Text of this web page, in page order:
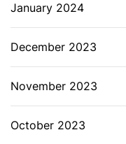
January 2024
December 2023
November 2023
October 2023